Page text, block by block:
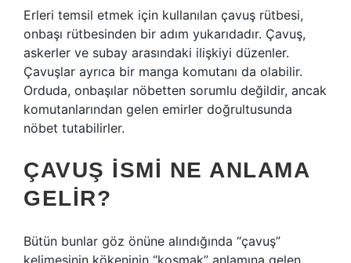
Erleri temsil etmek için kullanılan çavuş rütbesi,
onbaşı rütbesinden bir adım yukarıdadır. Çavuş,
askerler ve subay arasındaki ilişkiyi düzenler.
Çavuşlar ayrıca bir manga komutanı da olabilir.
Orduda, onbaşılar nöbetten sorumlu değildir, ancak
komutanlarından gelen emirler doğrultusunda
nöbet tutabilirler.
ÇAVUŞ ISMI NE ANLAMA
GELIR?
Bütün bunlar göz önüne alındığında “çavuş”
kelimesinin kökeninin “koşmak” anlamına gelen